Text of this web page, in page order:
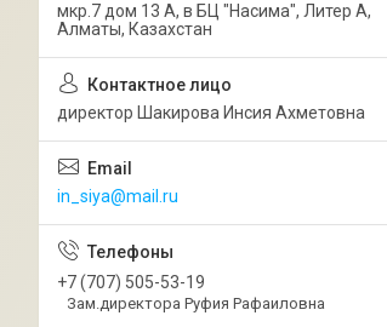
мкр.7 дом 13 А, в БЦ "Насима", Литер А,
Алматы, Казахстан
директор Шакирова Инсия Ахметовна
in_siya@mail.ru
+7 (707) 505-53-19
Зам.директора Руфия Рафаиловна